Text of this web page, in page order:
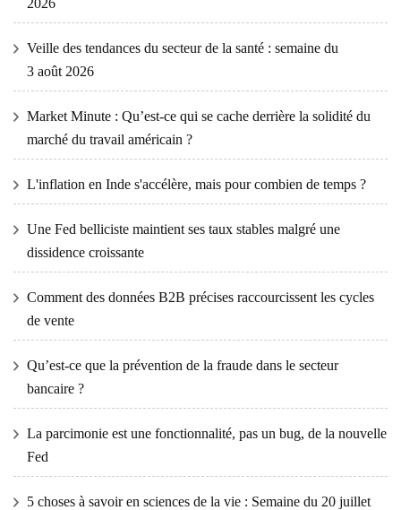
Veille des tendances du secteur de la santé : semaine du
3 août 2026
Market Minute : Qu’est-ce qui se cache derrière la solidité du
marché du travail américain ?
L'inflation en Inde s'accélère, mais pour combien de temps ?
Une Fed belliciste maintient ses taux stables malgré une
dissidence croissante
Comment des données B2B précises raccourcissent les cycles
de vente
Qu’est-ce que la prévention de la fraude dans le secteur
bancaire ?
La parcimonie est une fonctionnalité, pas un bug, de la nouvelle
Fed
5 choses à savoir en sciences de la vie : Semaine du 20 juillet